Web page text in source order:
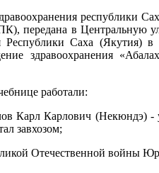
республики
передана в Центральную
Республики Саха (Якутия)
здравоохранения
работали:
Карл Карлович
завхозом;
Отечественной